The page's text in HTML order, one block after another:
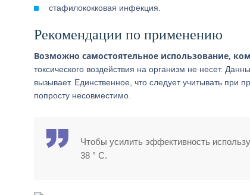
стафилококковая инфекция.
Рекомендации по применению
Возможно самостоятельное использование,
токсического воздействия на организм не несет.
вызывает. Единственное, что следует учитывать при
попросту несовместимо.
Чтобы усилить эффективность
38 ° С.